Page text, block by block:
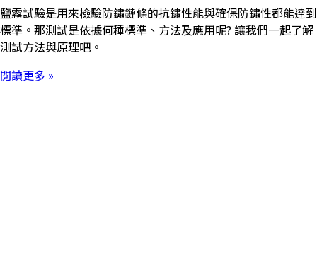
鹽霧試驗是用來檢驗防鏽鏈條的抗鏽性能與確保防鏽性都能達到
標準。那測試是依據何種標準、方法及應用呢? 讓我們一起了解
測試方法與原理吧。
閱讀更多 »